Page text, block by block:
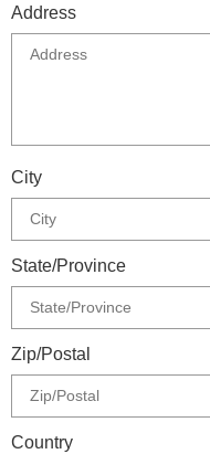
Address
City
State/Province
Zip/Postal
Country